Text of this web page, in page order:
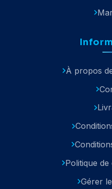
À propos
Politique de
Gérer